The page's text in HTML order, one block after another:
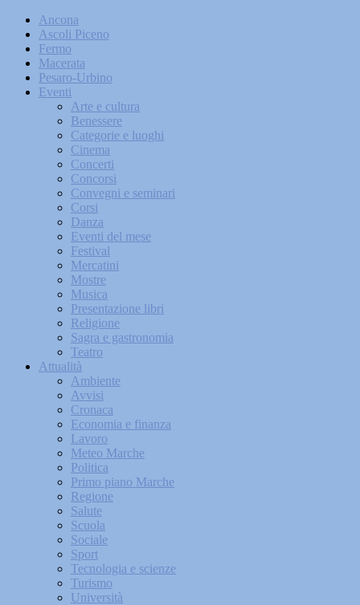
Ancona
Ascoli Piceno
Fermo
Macerata
Pesaro-Urbino
Eventi
Arte e cultura
Benessere
Categorie e luoghi
Cinema
Concerti
Concorsi
Convegni e seminari
Corsi
Danza
Eventi del mese
Festival
Mercatini
Mostre
Musica
Presentazione libri
Religione
Sagra e gastronomia
Teatro
Attualità
Ambiente
Avvisi
Cronaca
Economia e finanza
Lavoro
Meteo Marche
Politica
Primo piano Marche
Regione
Salute
Scuola
Sociale
Sport
Tecnologia e scienze
Turismo
Università